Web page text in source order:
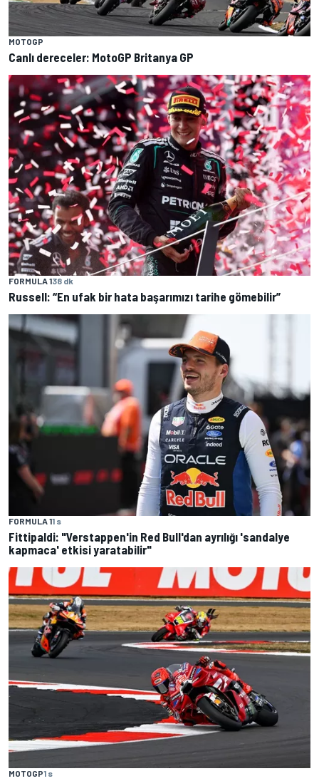
MOTOGP
Canlı dereceler: MotoGP Britanya GP
FORMULA 138 dk
Russell: “En ufak bir hata başarımızı tarihe gömebilir”
FORMULA 11 s
Fittipaldi: "Verstappen'in Red Bull'dan ayrılığı 'sandalye
kapmaca' etkisi yaratabilir"
MOTOGP1 s